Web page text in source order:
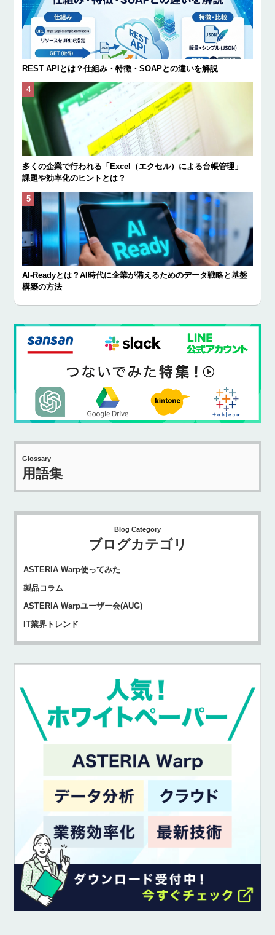
REST APIとは？仕組み・特徴・SOAPとの違いを解説
多くの企業で行われる「Excel（エクセル）による台帳管理」
課題や効率化のヒントとは？
AI-Readyとは？AI時代に企業が備えるためのデータ戦略と基盤
構築の方法
Glossary
用語集
Blog Category
ブログカテゴリ
ASTERIA Warp使ってみた
製品コラム
ASTERIA Warpユーザー会(AUG)
IT業界トレンド